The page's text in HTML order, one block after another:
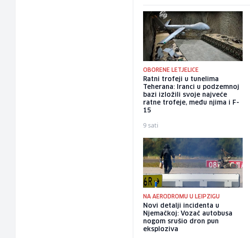
OBORENE LETJELICE
Ratni trofeji u tunelima
Teherana: Iranci u podzemnoj
bazi izložili svoje najveće
ratne trofeje, među njima i F-
15
9 sati
NA AERODROMU U LEIPZIGU
Novi detalji incidenta u
Njemačkoj: Vozač autobusa
nogom srušio dron pun
eksploziva